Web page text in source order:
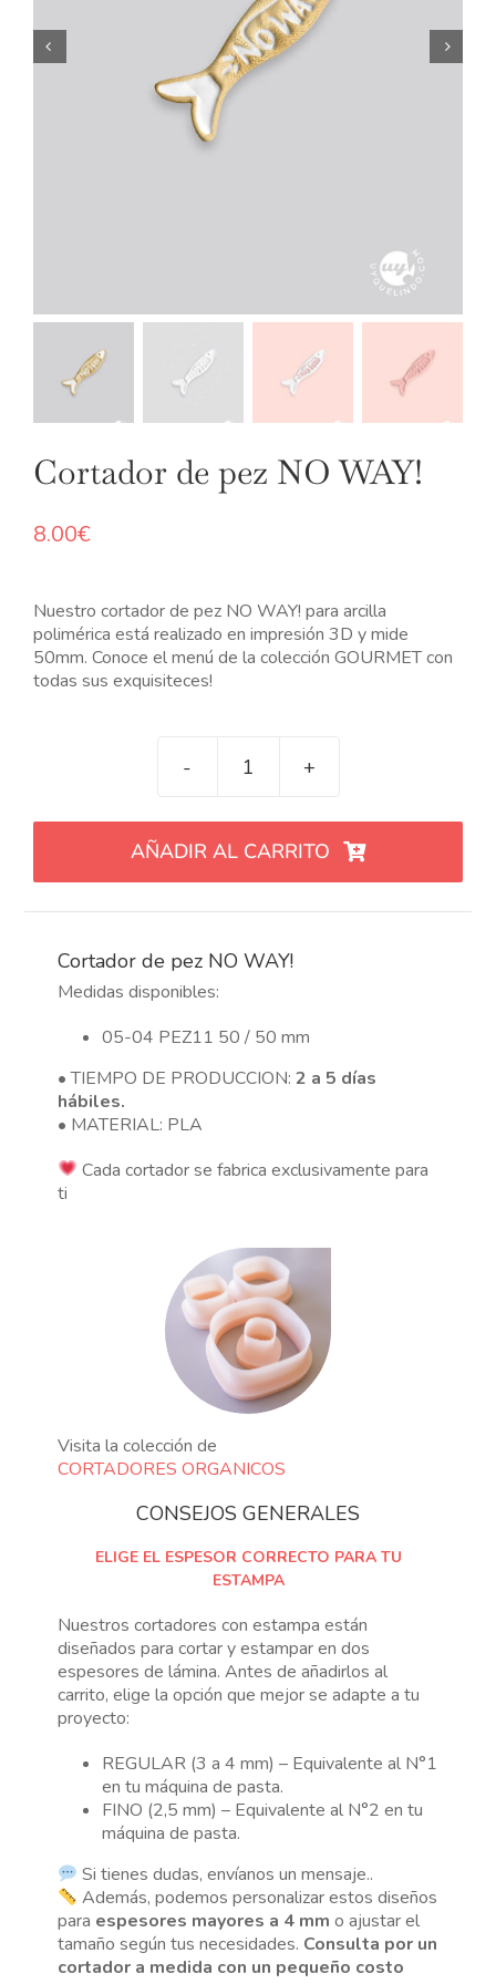
NUESTRAS JOYAS
LANGUAGE
Cortador de pez NO WAY!
8.00€
Nuestro cortador de pez NO WAY! para arcilla
polimérica está realizado en impresión 3D y mide
50mm. Conoce el menú de la colección GOURMET con
todas sus exquisiteces!
Cortador
NO
WAY!
cantidad
AÑADIR AL CARRITO
Cortador de pez NO WAY!
Medidas disponibles:
05-04 PEZ11 50 / 50 mm
• TIEMPO DE PRODUCCION:2 a 5 días
hábiles.
• MATERIAL: PLA
Cada cortador se fabrica exclusivamente para
ti
Visita la colección de
CORTADORES ORGANICOS
CONSEJOS GENERALES
ELIGE EL ESPESOR CORRECTO PARA TU
ESTAMPA
Nuestros cortadores con estampa están
diseñados para cortar y estampar en dos
espesores de lámina. Antes de añadirlos al
carrito, elige la opción que mejor se adapte a tu
proyecto:
REGULAR (3 a 4 mm) – Equivalente al N°1
en tu máquina de pasta.
FINO (2,5 mm) – Equivalente al N°2 en tu
máquina de pasta.
Si tienes dudas, envíanos un mensaje..
Además, podemos personalizar estos diseños
para espesores mayores a 4 mm o ajustar el
tamaño según tus necesidades. Consulta por un
cortador a medida con un pequeño costo